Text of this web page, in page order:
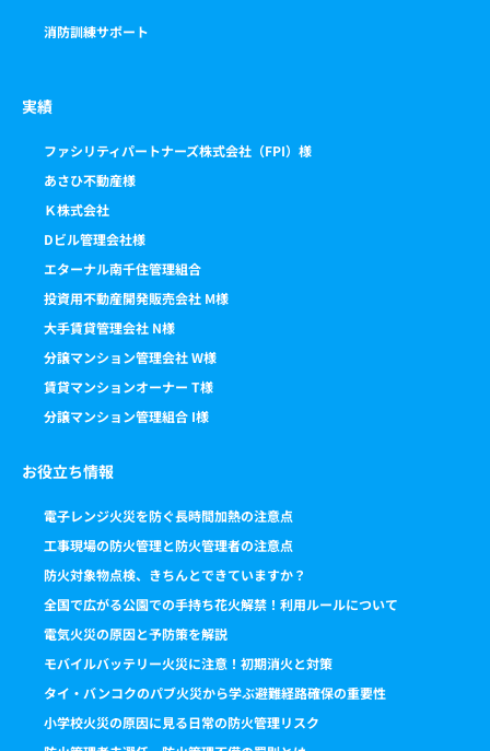
消防訓練サポート
実績
ファシリティパートナーズ株式会社（FPI）様
あさひ不動産様
Ｋ株式会社
Dビル管理会社様
エターナル南千住管理組合
投資用不動産開発販売会社 M様
大手賃貸管理会社 N様
分譲マンション管理会社 W様
賃貸マンションオーナー T様
分譲マンション管理組合 I様
お役立ち情報
電子レンジ火災を防ぐ長時間加熱の注意点
工事現場の防火管理と防火管理者の注意点
防火対象物点検、きちんとできていますか？
全国で広がる公園での手持ち花火解禁！利用ルールについて
電気火災の原因と予防策を解説
モバイルバッテリー火災に注意！初期消火と対策
タイ・バンコクのパブ火災から学ぶ避難経路確保の重要性
小学校火災の原因に見る日常の防火管理リスク